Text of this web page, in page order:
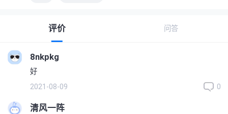
评价 问答
8nkpkg
好
2021-08-09
0
清风一阵